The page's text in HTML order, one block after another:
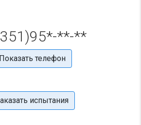
**-**
Показать телефон
испытания